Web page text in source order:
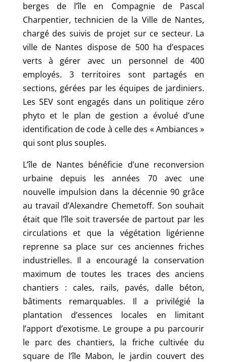
berges de l’île en Compagnie de Pascal
Charpentier, technicien de la Ville de Nantes,
chargé des suivis de projet sur ce secteur. La
ville de Nantes dispose de 500 ha d’espaces
verts à gérer avec un personnel de 400
employés. 3 territoires sont partagés en
sections, gérées par les équipes de jardiniers.
Les SEV sont engagés dans un politique zéro
phyto et le plan de gestion a évolué d’une
identification de code à celle des « Ambiances »
qui sont plus souples.
L’île de Nantes bénéficie d’une reconversion
urbaine depuis les années 70 avec une
nouvelle impulsion dans la décennie 90 grâce
au travail d’Alexandre Chemetoff. Son souhait
était que l’île soit traversée de partout par les
circulations et que la végétation ligérienne
reprenne sa place sur ces anciennes friches
industrielles. Il a encouragé la conservation
maximum de toutes les traces des anciens
chantiers : cales, rails, pavés, dalle béton,
bâtiments remarquables. Il a privilégié la
plantation d’essences locales en limitant
l’apport d’exotisme. Le groupe a pu parcourir
le parc des chantiers, la friche cultivée du
square de l’île Mabon, le jardin couvert des